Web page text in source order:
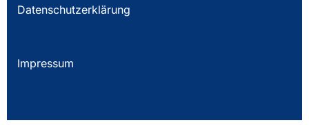
Datenschutzerklärung
Impressum